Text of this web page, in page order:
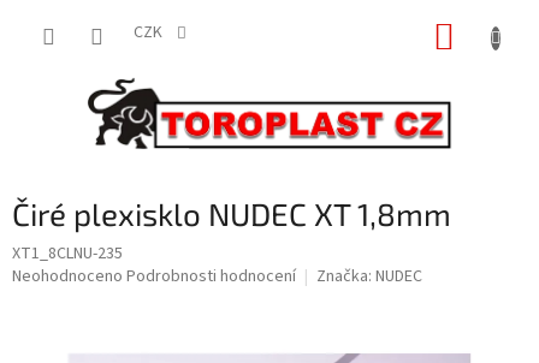
CZK
Čiré plexisklo NUDEC XT 1,8mm
XT1_8CLNU-235
Průměrné
Neohodnoceno Podrobnosti hodnocení Značka: NUDEC